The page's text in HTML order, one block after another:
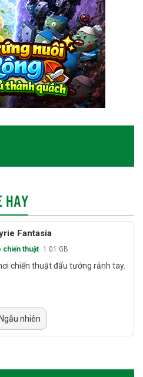
HAY
Fantasia
chiến thuật 1.01 GB
chiến thuật đấu tướng rảnh tay.
Ngẫu nhiên